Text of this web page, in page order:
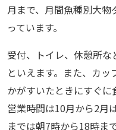
月まで、月間魚種別大
っています。
受付、トイレ、休憩所
といえます。また、カ
かがすいたときにすぐに
営業時間は10月から2月
までは朝7時から18時ま